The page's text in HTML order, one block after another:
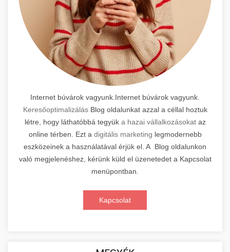
Internet búvárok vagyunk.Internet búvárok vagyunk.
KeresőoptimalizálásBlog oldalunkat azzal a céllal hoztuk
létre, hogy láthatóbbá tegyük a hazai vállalkozásokataz
online térben. Ezt a digitális marketing legmodernebb
eszközeinek a használatával érjük el. A Blog oldalunkon
való megjelenéshez, kérünk küld el üzenetedet a Kapcsolat
menüpontban.
Kapcsolat